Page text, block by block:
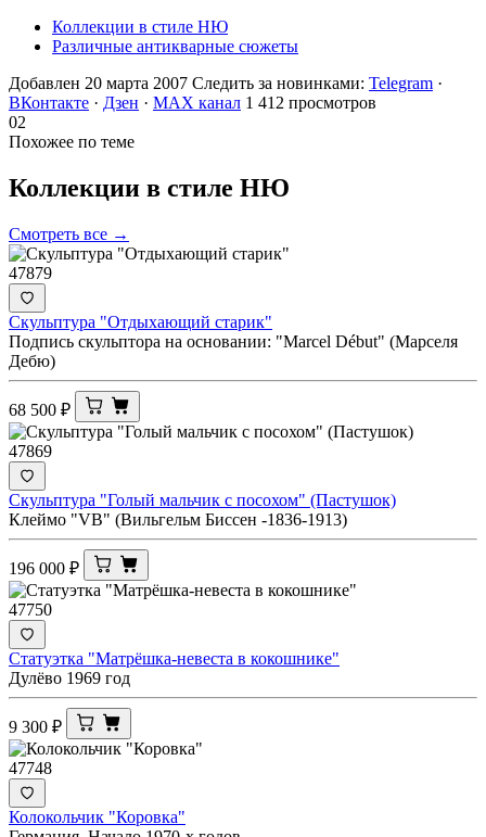
Коллекции в стиле НЮ
Различные антикварные сюжеты
Добавлен 20 марта 2007 Следить за новинками: Telegram ·
ВКонтакте · Дзен · MAX канал 1 412 просмотров
02
Похожее по теме
Коллекции в стиле НЮ
Смотреть все →
47879
Скульптура "Отдыхающий старик"
Подпись скульптора на основании: "Marcel Début" (Марселя
Дебю)
68 500 ₽
47869
Скульптура "Голый мальчик с посохом" (Пастушок)
Клеймо "VB" (Вильгельм Биссен -1836-1913)
196 000 ₽
47750
Статуэтка "Матрёшка-невеста в кокошнике"
Дулёво 1969 год
9 300 ₽
47748
Колокольчик "Коровка"